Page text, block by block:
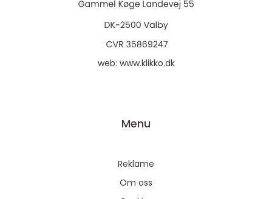
web: www.klikko.dk
Menu
Reklame
Om oss